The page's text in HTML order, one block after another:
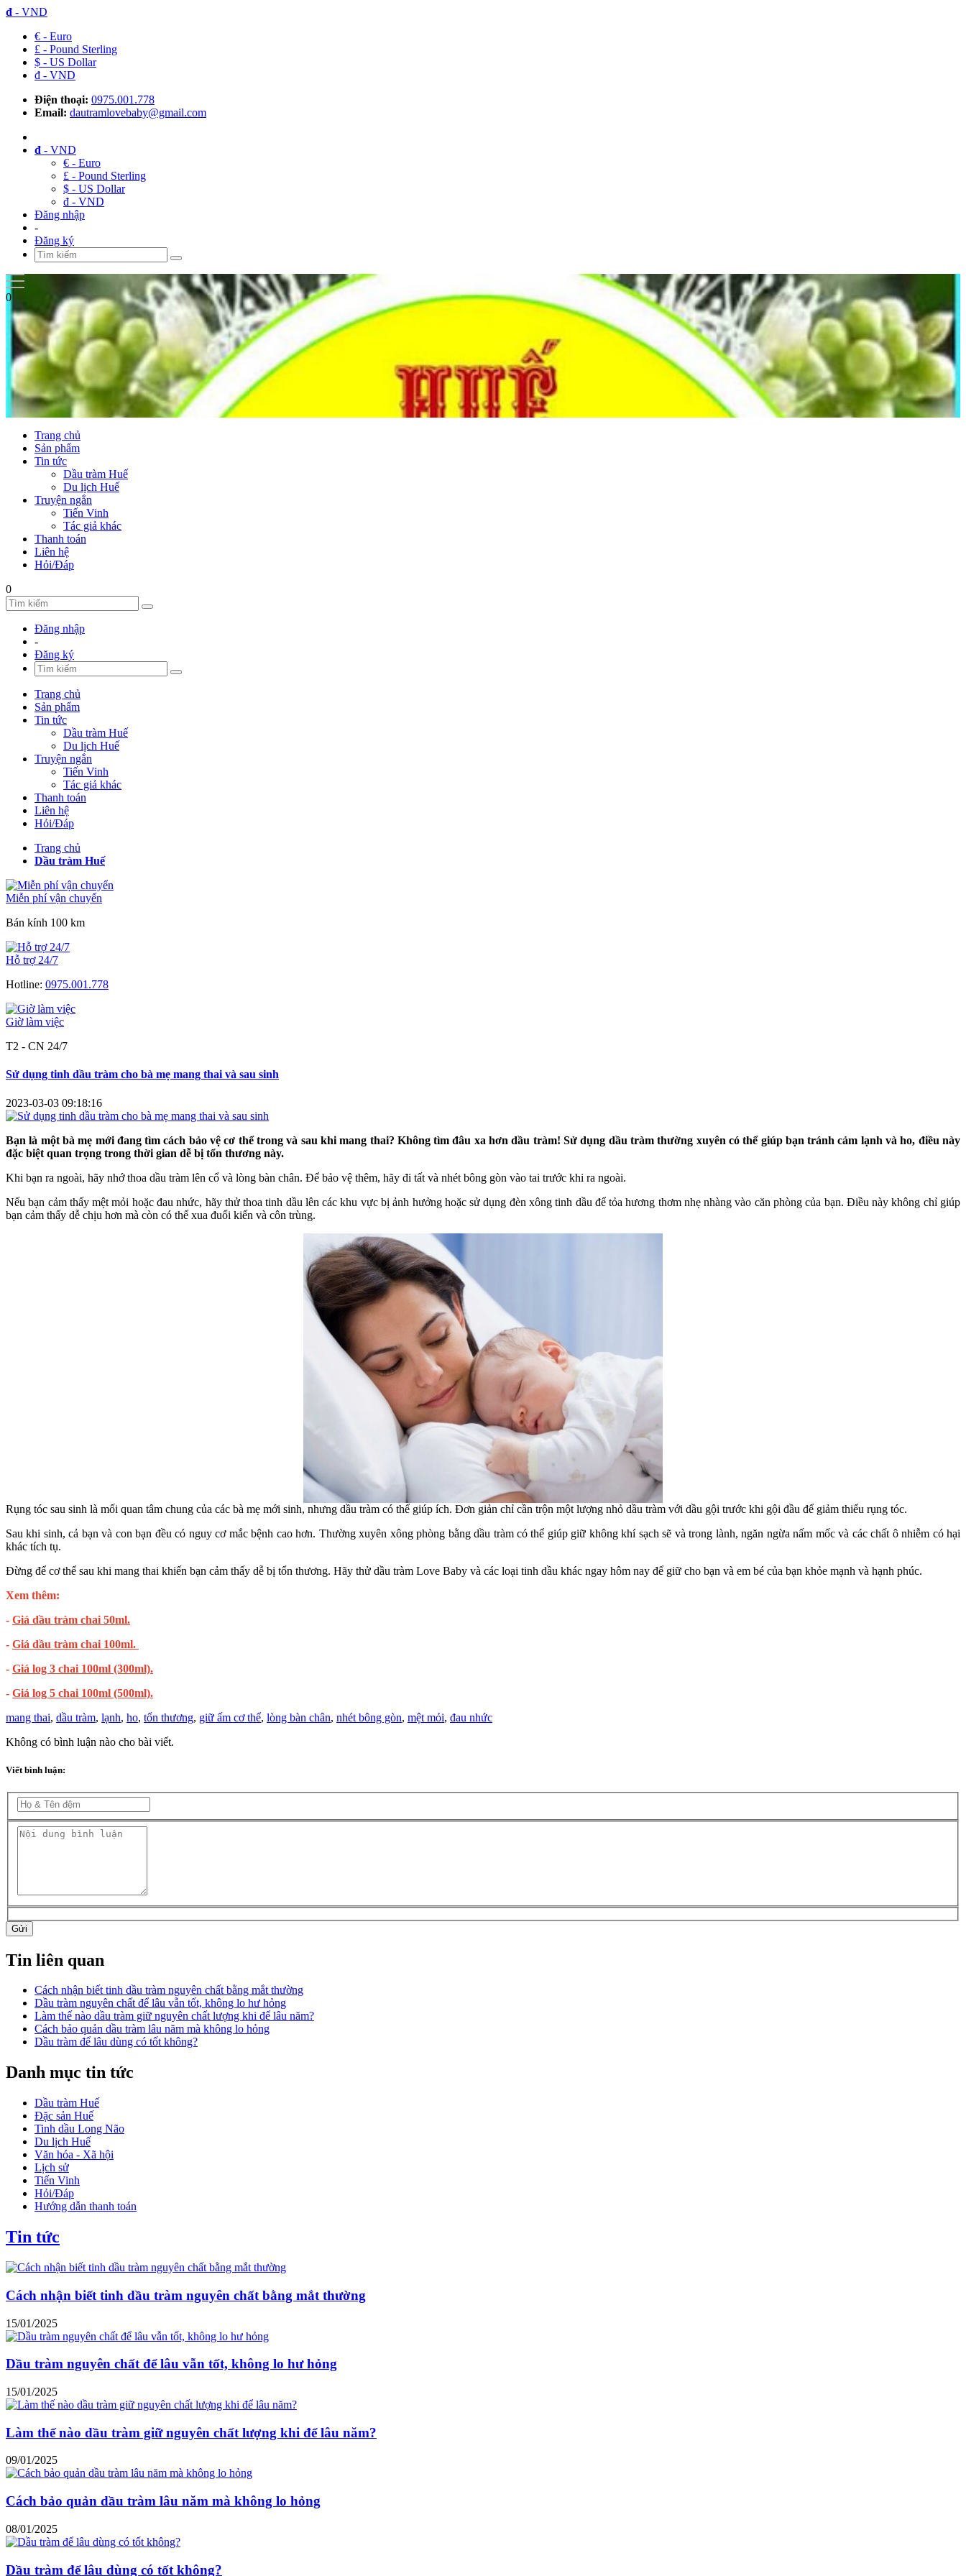
đ - VND
€ - Euro
£ - Pound Sterling
$ - US Dollar
đ - VND
Điện thoại: 0975.001.778
Email: dautramlovebaby@gmail.com
đ - VND
€ - Euro
£ - Pound Sterling
$ - US Dollar
đ - VND
Đăng nhập
-
Đăng ký
0
Trang chủ
Sản phẩm
Tin tức
Dầu tràm Huế
Du lịch Huế
Truyện ngắn
Tiến Vinh
Tác giả khác
Thanh toán
Liên hệ
Hỏi/Đáp
0
Đăng nhập
-
Đăng ký
Trang chủ
Sản phẩm
Tin tức
Dầu tràm Huế
Du lịch Huế
Truyện ngắn
Tiến Vinh
Tác giả khác
Thanh toán
Liên hệ
Hỏi/Đáp
Trang chủ
Dầu tràm Huế
Miễn phí vận chuyển
Bán kính 100 km
Hỗ trợ 24/7
Hotline: 0975.001.778
Giờ làm việc
T2 - CN 24/7
Sử dụng tinh dầu tràm cho bà mẹ mang thai và sau sinh
2023-03-03 09:18:16
Bạn là một bà mẹ mới đang tìm cách bảo vệ cơ thể trong và sau khi mang thai? Không tìm đâu xa hơn dầu tràm! Sử dụng dầu tràm thường xuyên có thể giúp bạn tránh cảm lạnh và ho, điều này
đặc biệt quan trọng trong thời gian dễ bị tổn thương này.
Khi bạn ra ngoài, hãy nhớ thoa dầu tràm lên cổ và lòng bàn chân. Để bảo vệ thêm, hãy đi tất và nhét bông gòn vào tai trước khi ra ngoài.
Nếu bạn cảm thấy mệt mỏi hoặc đau nhức, hãy thử thoa tinh dầu lên các khu vực bị ảnh hưởng hoặc sử dụng đèn xông tinh dầu để tỏa hương thơm nhẹ nhàng vào căn phòng của bạn. Điều này không chỉ giúp
bạn cảm thấy dễ chịu hơn mà còn có thể xua đuổi kiến và côn trùng.
Rụng tóc sau sinh là mối quan tâm chung của các bà mẹ mới sinh, nhưng dầu tràm có thể giúp ích. Đơn giản chỉ cần trộn một lượng nhỏ dầu tràm với dầu gội trước khi gội đầu để giảm thiểu rụng tóc.
Sau khi sinh, cả bạn và con bạn đều có nguy cơ mắc bệnh cao hơn. Thường xuyên xông phòng bằng dầu tràm có thể giúp giữ không khí sạch sẽ và trong lành, ngăn ngừa nấm mốc và các chất ô nhiễm có hại
khác tích tụ.
Đừng để cơ thể sau khi mang thai khiến bạn cảm thấy dễ bị tổn thương. Hãy thử dầu tràm Love Baby và các loại tinh dầu khác ngay hôm nay để giữ cho bạn và em bé của bạn khỏe mạnh và hạnh phúc.
Xem thêm:
- Giá dầu tràm chai 50ml.
- Giá dầu tràm chai 100ml.
- Giá log 3 chai 100ml (300ml).
- Giá log 5 chai 100ml (500ml).
mang thai, dầu tràm, lạnh, ho, tổn thương, giữ ấm cơ thể, lòng bàn chân, nhét bông gòn, mệt mỏi, đau nhức
Không có bình luận nào cho bài viết.
Viết bình luận:
Gửi
Tin liên quan
Cách nhận biết tinh dầu tràm nguyên chất bằng mắt thường
Dầu tràm nguyên chất để lâu vẫn tốt, không lo hư hỏng
Làm thế nào dầu tràm giữ nguyên chất lượng khi để lâu năm?
Cách bảo quản dầu tràm lâu năm mà không lo hỏng
Dầu tràm để lâu dùng có tốt không?
Danh mục tin tức
Dầu tràm Huế
Đặc sản Huế
Tinh dầu Long Não
Du lịch Huế
Văn hóa - Xã hội
Lịch sử
Tiến Vinh
Hỏi/Đáp
Hướng dẫn thanh toán
Tin tức
Cách nhận biết tinh dầu tràm nguyên chất bằng mắt thường
15/01/2025
Dầu tràm nguyên chất để lâu vẫn tốt, không lo hư hỏng
15/01/2025
Làm thế nào dầu tràm giữ nguyên chất lượng khi để lâu năm?
09/01/2025
Cách bảo quản dầu tràm lâu năm mà không lo hỏng
08/01/2025
Dầu tràm để lâu dùng có tốt không?